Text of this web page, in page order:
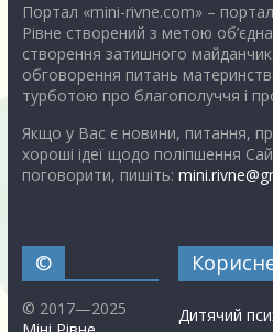
Портал «mini-rivne.com» –
Рівне створений з метою
створення затишного
обговорення питань
турботою про благополуччя і
Якщо у Вас є новини, питання,
хороші ідеї щодо поліпшення
поговорити, пишіть:
©
© 2017—2025
Дитячий